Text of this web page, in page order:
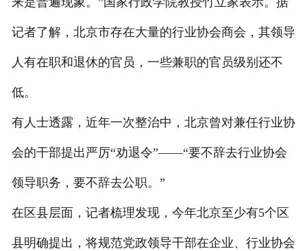
记者了解，北京市存在大量的行业协会商会，其领导
人有在职和退休的官员，一些兼职的官员级别还不
低。
有人士透露，近年一次整治中，北京曾对兼任行业协
会的干部提出严厉“劝退令”——“要不辞去行业协会
领导职务，要不辞去公职。”
在区县层面，记者梳理发现，今年北京至少有5个区
县明确提出，将规范党政领导干部在企业、行业协会